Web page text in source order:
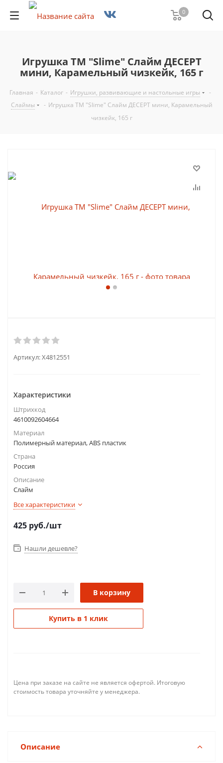
0
Игрушка ТМ "Slime" Слайм ДЕСЕРТ
мини, Карамельный чизкейк, 165 г
Главная - Каталог - Игрушки, развивающие и настольные игры
-
Слаймы
- Игрушка ТМ "Slime" Слайм ДЕСЕРТ мини, Карамельный
чизкейк, 165 г
Артикул:X4812551
Характеристики
Штрихкод
4610092604664
Материал
Полимерный материал, ABS пластик
Страна
Россия
Описание
Слайм
Все характеристики
425 руб./шт
Нашли дешевле?
В корзину
Купить в 1 клик
Цена при заказе на сайте не является офертой. Итоговую
стоимость товара уточняйте у менеджера.
Описание